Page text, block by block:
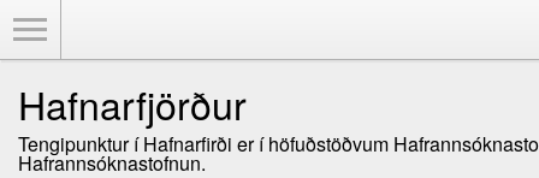
Hafnarfjörður
Tengipunktur í Hafnarfirði er í höfuðstöðvum
Hafrannsóknastofnun.